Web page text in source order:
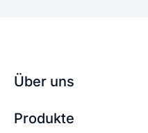
Über uns
Über checkdomain
Produkte